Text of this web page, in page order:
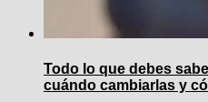
Todo lo que debes
cuándo cambiarlas y